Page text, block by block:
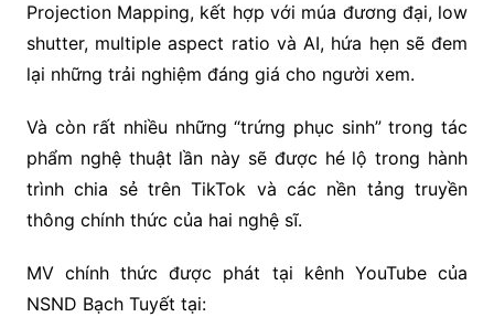
Projection Mapping, kết hợp với múa đương đại, low
shutter, multiple aspect ratio và AI, hứa hẹn sẽ đem
lại những trải nghiệm đáng giá cho người xem.
Và còn rất nhiều những “trứng phục sinh” trong tác
phẩm nghệ thuật lần này sẽ được hé lộ trong hành
trình chia sẻ trên TikTok và các nền tảng truyền
thông chính thức của hai nghệ sĩ.
MV chính thức được phát tại kênh YouTube của
NSND Bạch Tuyết tại: